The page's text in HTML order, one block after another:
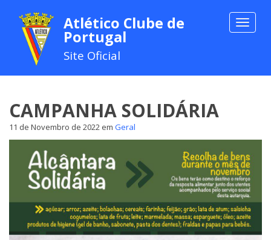
Toggle
Atlético Clube de
Portugal
Site Oficial
CAMPANHA SOLIDÁRIA
11 de Novembro de 2022 em Geral